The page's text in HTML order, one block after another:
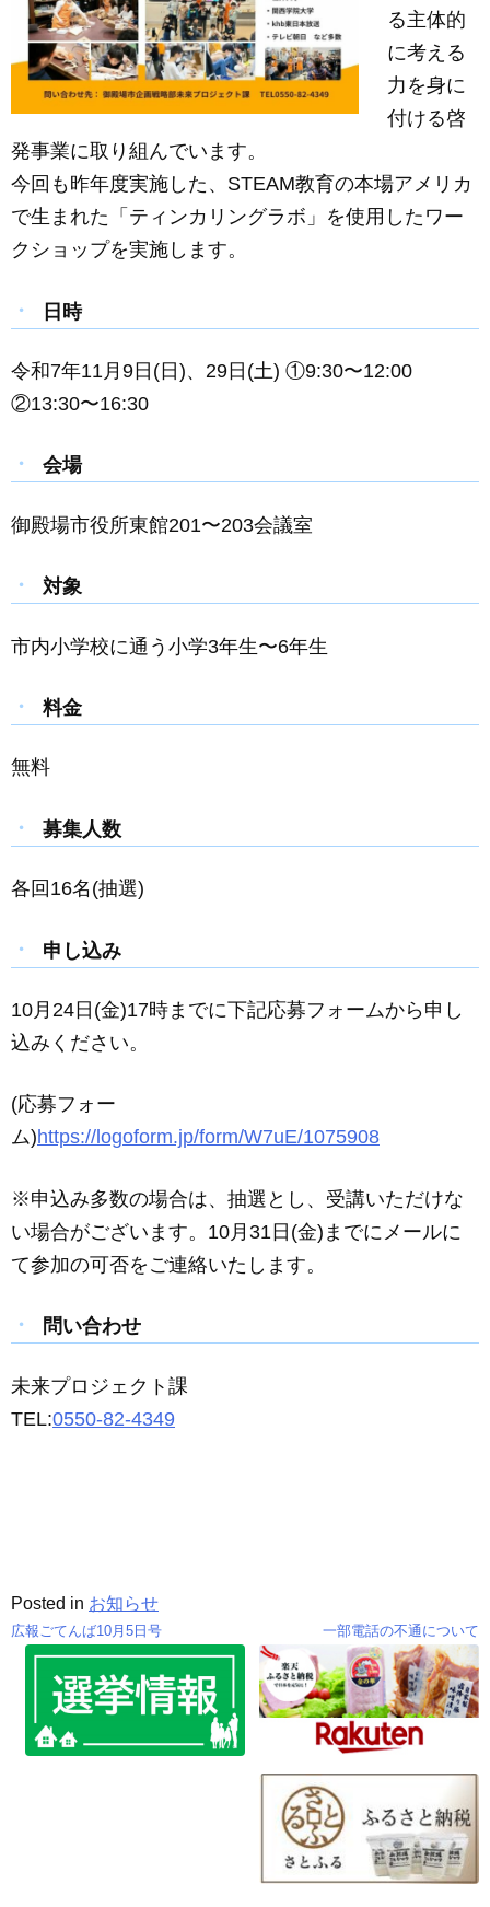
る主体的
に考える
力を身に
付ける啓
発事業に取り組んでいます。
今回も昨年度実施した、STEAM教育の本場アメリカ
で生まれた「ティンカリングラボ」を使用したワー
クショップを実施します。
日時
令和7年11月9日(日)、29日(土) ①9:30〜12:00
②13:30〜16:30
会場
御殿場市役所東館201〜203会議室
対象
市内小学校に通う小学3年生〜6年生
料金
無料
募集人数
各回16名(抽選)
申し込み
10月24日(金)17時までに下記応募フォームから申し
込みください。
(応募フォー
ム)https://logoform.jp/form/W7uE/1075908
※申込み多数の場合は、抽選とし、受講いただけな
い場合がございます。10月31日(金)までにメールに
て参加の可否をご連絡いたします。
問い合わせ
未来プロジェクト課
TEL:0550-82-4349
Posted in お知らせ
投
広報ごてんば10月5日号 一部電話の不通について